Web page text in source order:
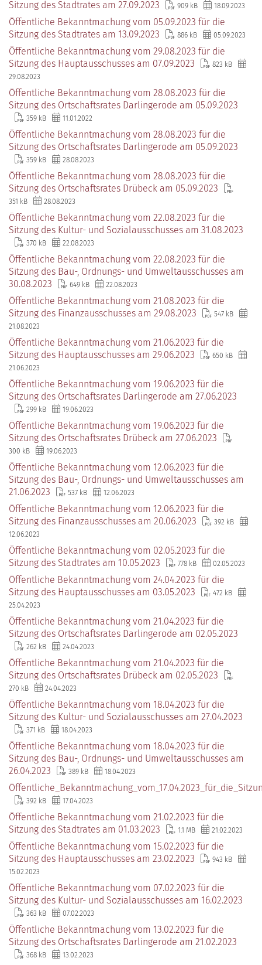
Sitzung des Stadtrates am 27.09.2023 909 kB 18.09.2023
Öffentliche Bekanntmachung vom 05.09.2023 für die
Sitzung des Stadtrates am 13.09.2023
886 kB 05.09.2023
Öffentliche Bekanntmachung vom 29.08.2023 für die
Sitzung des Hauptausschusses am 07.09.2023
823 kB
29.08.2023
Öffentliche Bekanntmachung vom 28.08.2023 für die
Sitzung des Ortschaftsrates Darlingerode am 05.09.2023
359 kB 11.01.2022
Öffentliche Bekanntmachung vom 28.08.2023 für die
Sitzung des Ortschaftsrates Darlingerode am 05.09.2023
359 kB 28.08.2023
Öffentliche Bekanntmachung vom 28.08.2023 für die
Sitzung des Ortschaftsrates Drübeck am 05.09.2023
351 kB 28.08.2023
Öffentliche Bekanntmachung vom 22.08.2023 für die
Sitzung des Kultur- und Sozialausschusses am 31.08.2023
370 kB 22.08.2023
Öffentliche Bekanntmachung vom 22.08.2023 für die
Sitzung des Bau-, Ordnungs- und Umweltausschusses am
30.08.2023
649 kB 22.08.2023
Öffentliche Bekanntmachung vom 21.08.2023 für die
Sitzung des Finanzausschusses am 29.08.2023
547 kB
21.08.2023
Öffentliche Bekanntmachung vom 21.06.2023 für die
Sitzung des Hauptausschusses am 29.06.2023
650 kB
21.06.2023
Öffentliche Bekanntmachung vom 19.06.2023 für die
Sitzung des Ortschaftsrates Darlingerode am 27.06.2023
299 kB 19.06.2023
Öffentliche Bekanntmachung vom 19.06.2023 für die
Sitzung des Ortschaftsrates Drübeck am 27.06.2023
300 kB 19.06.2023
Öffentliche Bekanntmachung vom 12.06.2023 für die
Sitzung des Bau-, Ordnungs- und Umweltausschusses am
21.06.2023
537 kB 12.06.2023
Öffentliche Bekanntmachung vom 12.06.2023 für die
Sitzung des Finanzausschusses am 20.06.2023
392 kB
12.06.2023
Öffentliche Bekanntmachung vom 02.05.2023 für die
Sitzung des Stadtrates am 10.05.2023
778 kB 02.05.2023
Öffentliche Bekanntmachung vom 24.04.2023 für die
Sitzung des Hauptausschusses am 03.05.2023
472 kB
25.04.2023
Öffentliche Bekanntmachung vom 21.04.2023 für die
Sitzung des Ortschaftsrates Darlingerode am 02.05.2023
262 kB 24.04.2023
Öffentliche Bekanntmachung vom 21.04.2023 für die
Sitzung des Ortschaftsrates Drübeck am 02.05.2023
270 kB 24.04.2023
Öffentliche Bekanntmachung vom 18.04.2023 für die
Sitzung des Kultur- und Sozialausschusses am 27.04.2023
371 kB 18.04.2023
Öffentliche Bekanntmachung vom 18.04.2023 für die
Sitzung des Bau-, Ordnungs- und Umweltausschusses am
26.04.2023
389 kB 18.04.2023
392 kB 17.04.2023
Öffentliche Bekanntmachung vom 21.02.2023 für die
Sitzung des Stadtrates am 01.03.2023
1.1 MB 21.02.2023
Öffentliche Bekanntmachung vom 15.02.2023 für die
Sitzung des Hauptausschusses am 23.02.2023
943 kB
15.02.2023
Öffentliche Bekanntmachung vom 07.02.2023 für die
Sitzung des Kultur- und Sozialausschusses am 16.02.2023
363 kB 07.02.2023
Öffentliche Bekanntmachung vom 13.02.2023 für die
Sitzung des Ortschaftsrates Darlingerode am 21.02.2023
368 kB 13.02.2023